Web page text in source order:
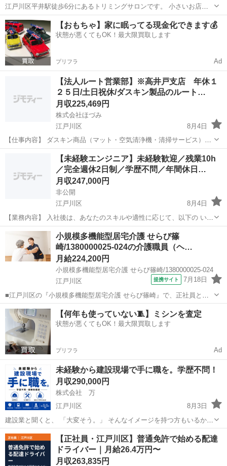
江戸川区平井駅徒歩6分にあるトリミングサロンです。 小さいお店な
ので1人1頭仕上げになります。 トリマー（実務経験者） 1人で仕上げ
まで出来る方歓迎！ やる気がある方であればブランクがあっても先輩
が指導します！ 是非ご...
東京 江戸川区 平井駅 その他 社会保険
【おもちゃ】家に眠ってる現金化できます💰
状態が悪くてもOK！最大限買取します
プリフラ Ad
【法人ルート営業部】※高井戸支店 年休１
２５日/土日祝休/ダスキン製品のルート…
月収225,469円
株式会社ほづみ
江戸川区
8月4日
【仕事内容】 ダスキン商品（マット・空気清浄機・清掃サービス）や
ニーズの高い新規事業の空間除菌機・加湿器などのメンテナンスや提
案活動を行います。 メインの取引先はオフィスや大手企業など。 お客
様のお困りごとを伺いながら...
江戸川区 ルートセールス 業務
【未経験エンジニア】未経験歓迎／残業10h
／完全週休2日制／学歴不問／年間休日…
月収247,000円
非公開
江戸川区
8月4日
【業務内容】 入社後は、あなたのスキルや適性に応じて、以下の いず
れかのITエンジニアとしてプロジェクトに参画 していただきます。 ネ
ットワークエンジニア: 大手企業との直接取引が多数。上流工程から携
わり、 ...
東京 江戸川区 SE 業務
小規模多機能型居宅介護 せらび篠
崎/1380000025-024の介護職員（ヘ…
月給224,200円
小規模多機能型居宅介護 せらび篠崎/1380000025-024
江戸川区
提携サイト 7月18日
■江戸川区の『小規模多機能型居宅介護 せらび篠崎』で、正社員とし
て新しい一歩を踏み出しませんか？ 【一つでもピンときたら、ぜひ私
たちの仲間へ！】 〇生活リズムを崩さず、日勤のみで身体を労わりな
がら働きたい 〇残業少なめ×休...
東京 江戸川区 ホームヘルパー
【何年も使っていない🧵】ミシンを査定
状態が悪くてもOK！最大限買取します
プリフラ Ad
未経験から建設現場で手に職を。学歴不問！
月収290,000円
株式会社 万
江戸川区
8月3日
建設業と聞くと、 「大変そう。」 そんなイメージを持つ方もいるかも
しれません。 でも実際は、図面を見て、寸法を測り、建物づくりを支
える技術を身につける仕事です。 株式会社万では、 ・スリーブ工事...
東京 江戸川区 その他 未経験
【正社員・江戸川区】普通免許で始める配達
ドライバー｜月給26.4万円〜
月収263,835円